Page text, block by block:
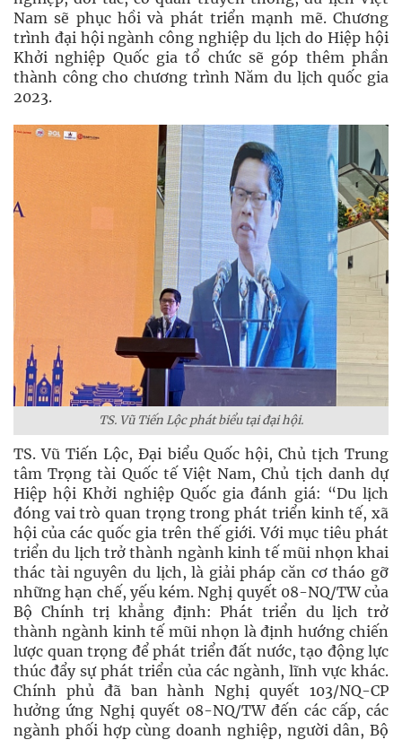
Nam sẽ phục hồi và phát triển mạnh mẽ. Chương
trình đại hội ngành công nghiệp du lịch do Hiệp hội
Khởi nghiệp Quốc gia tổ chức sẽ góp thêm phần
thành công cho chương trình Năm du lịch quốc gia
2023.
TS. Vũ Tiến Lộc phát biểu tại đại hội.
TS. Vũ Tiến Lộc, Đại biểu Quốc hội, Chủ tịch Trung
tâm Trọng tài Quốc tế Việt Nam, Chủ tịch danh dự
Hiệp hội Khởi nghiệp Quốc gia đánh giá: “Du lịch
đóng vai trò quan trọng trong phát triển kinh tế, xã
hội của các quốc gia trên thế giới. Với mục tiêu phát
triển du lịch trở thành ngành kinh tế mũi nhọn khai
thác tài nguyên du lịch, là giải pháp căn cơ tháo gỡ
những hạn chế, yếu kém. Nghị quyết 08-NQ/TW của
Bộ Chính trị khẳng định: Phát triển du lịch trở
thành ngành kinh tế mũi nhọn là định hướng chiến
lược quan trọng để phát triển đất nước, tạo động lực
thúc đẩy sự phát triển của các ngành, lĩnh vực khác.
Chính phủ đã ban hành Nghị quyết 103/NQ-CP
hưởng ứng Nghị quyết 08-NQ/TW đến các cấp, các
ngành phối hợp cùng doanh nghiệp, người dân, Bộ